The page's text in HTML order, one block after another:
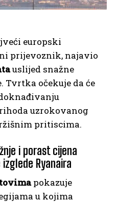
europski
prijevoznik, najavio
uslijed snažne
Tvrtka očekuje da će
uzrokovanog
pritiscima.
i porast cijena
Ryanaira
pokazuje
u kojima